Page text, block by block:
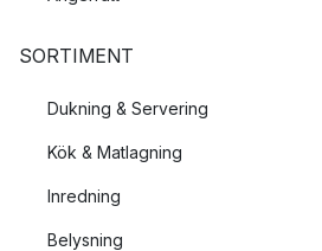
SORTIMENT
Dukning & Servering
Kök & Matlagning
Inredning
Belysning